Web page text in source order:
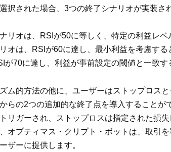
択された場合、3つの終了シナリオが実装さ
リオは、RSIが50に等しく、特定の利益レ
オは、RSIが60に達し、最小利益を考慮す
が70に達し、利益が事前設定の閾値と一致す
ム的方法の他に、ユーザーはストップロス
らの2つの追加的な終了点を導入することが
リガーされ、ストップロスは指定された損
オプティマス・クリプト・ボットは、取引
ザーに提供します。